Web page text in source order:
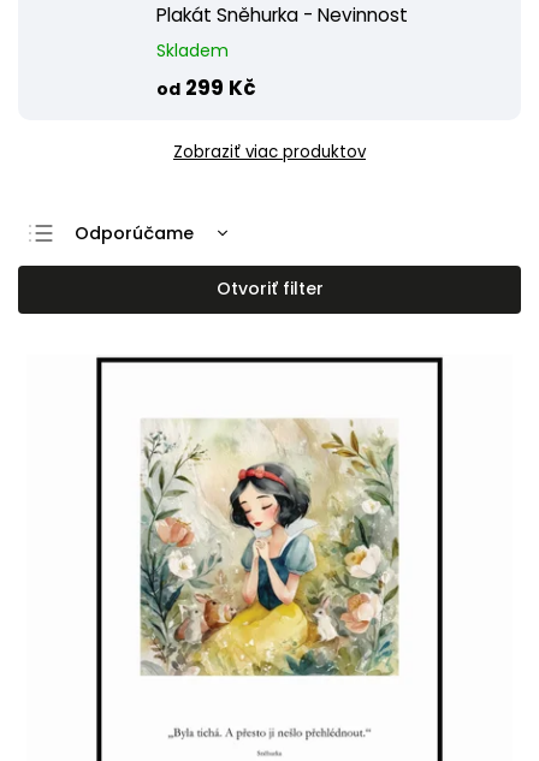
Plakát Sněhurka - Nevinnost
Skladem
od 299 Kč
Zobraziť viac produktov
Odporúčame
Najlacnejšie
Najdrahšie
Otvoriť filter